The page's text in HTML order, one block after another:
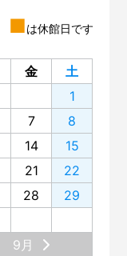
■は休館日です
金
土
1
7
8
14
15
21
22
28
29
9月